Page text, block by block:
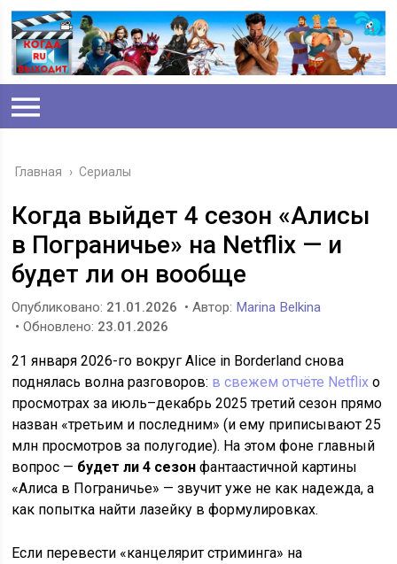
Главная › Сериалы
Когда выйдет 4 сезон «Алисы
в Пограничье» на Netflix — и
будет ли он вообще
Опубликовано: 21.01.2026 • Автор: Marina Belkina
• Обновлено: 23.01.2026
21 января 2026-го вокруг Alice in Borderland снова
поднялась волна разговоров: в свежем отчёте Netflix о
просмотрах за июль–декабрь 2025 третий сезон прямо
назван «третьим и последним» (и ему приписывают 25
млн просмотров за полугодие). На этом фоне главный
вопрос — будет ли 4 сезон фантаастичной картины
«Алиса в Пограничье» — звучит уже не как надежда, а
как попытка найти лазейку в формулировках.
Если перевести «канцелярит стриминга» на